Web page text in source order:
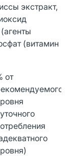
экстракт,
(витамин
от